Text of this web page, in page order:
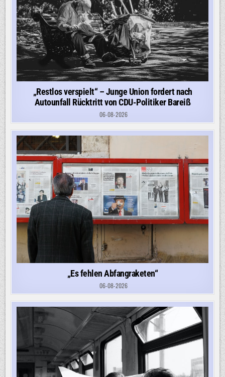
„Restlos verspielt“ – Junge Union fordert nach
Autounfall Rücktritt von CDU-Politiker Bareiß
06-08-2026
„Es fehlen Abfangraketen“
06-08-2026